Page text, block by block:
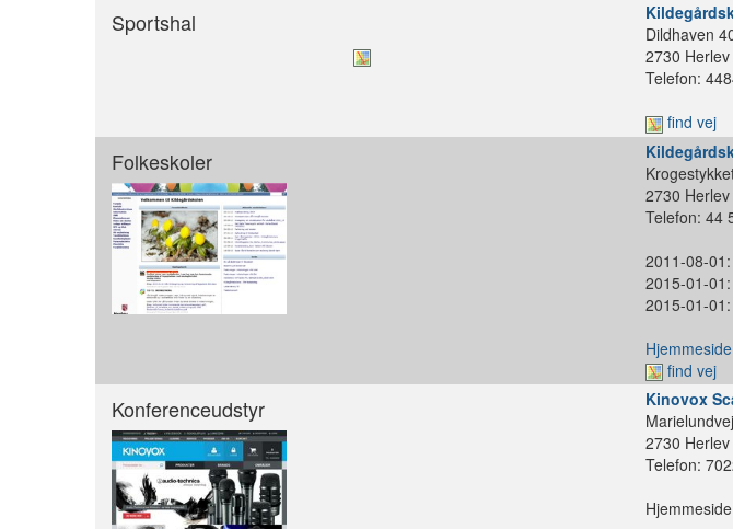
Sportshal
Dildhaven
2730 Herlev
Telefon:
find vej
Folkeskoler
2730 Herlev
Telefon: 44
2011-08-
2015-01-
2015-01-
find vej
Konferenceudstyr
Kinovox
2730 Herlev
Telefon: